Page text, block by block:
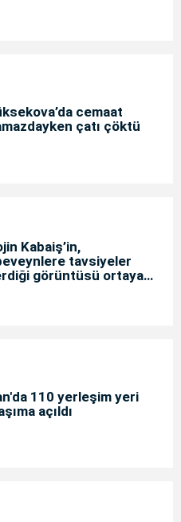
cemaat
çatı çöktü
Kabaiş’in,
tavsiyeler
görüntüsü ortaya
110 yerleşim yeri
açıldı